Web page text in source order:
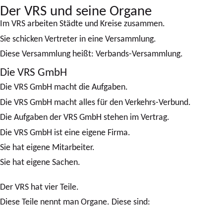
Der VRS und seine Organe
Im VRS arbeiten Städte und Kreise zusammen.
Sie schicken Vertreter in eine Versammlung.
Diese Versammlung heißt: Verbands-Versammlung.
Die VRS GmbH
Die VRS GmbH macht die Aufgaben.
Die VRS GmbH macht alles für den Verkehrs-Verbund.
Die Aufgaben der VRS GmbH stehen im Vertrag.
Die VRS GmbH ist eine eigene Firma.
Sie hat eigene Mitarbeiter.
Sie hat eigene Sachen.
Der VRS hat vier Teile.
Diese Teile nennt man Organe. Diese sind: